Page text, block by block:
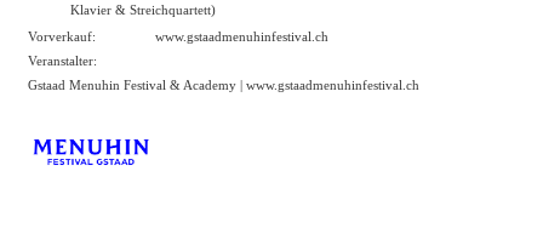
Klavier & Streichquartett)
Vorverkauf:
www.gstaadmenuhinfestival.ch
Veranstalter:
Gstaad Menuhin Festival & Academy | www.gstaadmenuhinfestival.ch